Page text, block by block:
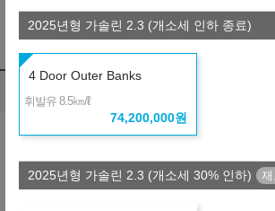
※ 보험료 : 개인별로 다름
※ 약정거리 : 2만km/년
※ 자세한 사항은 견적서를 참조하시기 바랍니
렌트 비교
R 금융사
장기렌터
월
2025년형 가솔린 2.3 (개소세 인하 종료)
4 Door Outer Banks
휘발유 8.5㎞/ℓ
74,200,000원
2025년형 가솔린 2.3 (개소세 30% 인하)